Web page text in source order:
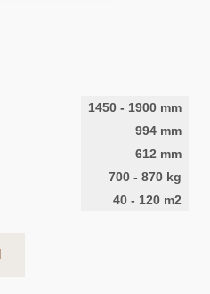
1450 - 1900 mm
994 mm
612 mm
700 - 870 kg
40 - 120 m2